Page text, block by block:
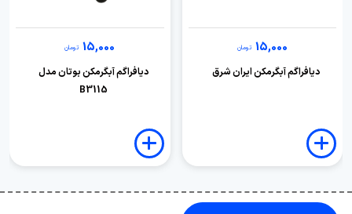
15,000 تومان
دیافراگم آبگرمکن ایران شرق
15,000 تومان
دیافراگم آبگرمکن بوتان مدل
B3115